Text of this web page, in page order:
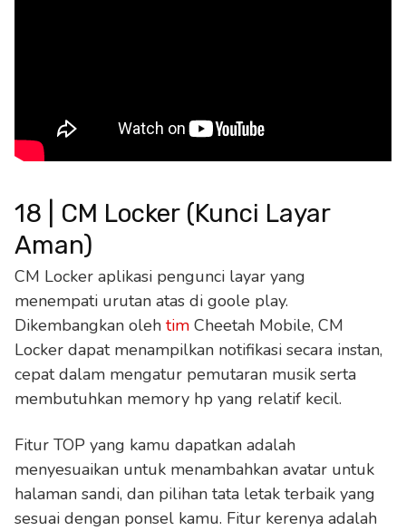
18 | CM Locker (Kunci Layar
Aman)
CM Locker aplikasi pengunci layar yang
menempati urutan atas di goole play.
Dikembangkan oleh tim Cheetah Mobile, CM
Locker dapat menampilkan notifikasi secara instan,
cepat dalam mengatur pemutaran musik serta
membutuhkan memory hp yang relatif kecil.
Fitur TOP yang kamu dapatkan adalah
menyesuaikan untuk menambahkan avatar untuk
halaman sandi, dan pilihan tata letak terbaik yang
sesuai dengan ponsel kamu. Fitur kerenya adalah